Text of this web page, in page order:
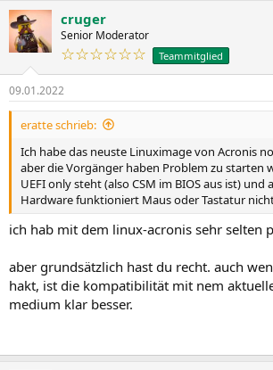
cruger
Senior Moderator
☆☆☆☆☆☆ Teammitglied
09.01.2022
eratte schrieb:
Ich habe das neuste Linuximage von Acronis
aber die Vorgänger haben Problem zu starten
UEFI only steht (also CSM im BIOS aus ist) und
Hardware funktioniert Maus oder Tastatur
ich hab mit dem linux-acronis sehr selten
aber grundsätzlich hast du recht. auch
hakt, ist die kompatibilität mit nem
medium klar besser.